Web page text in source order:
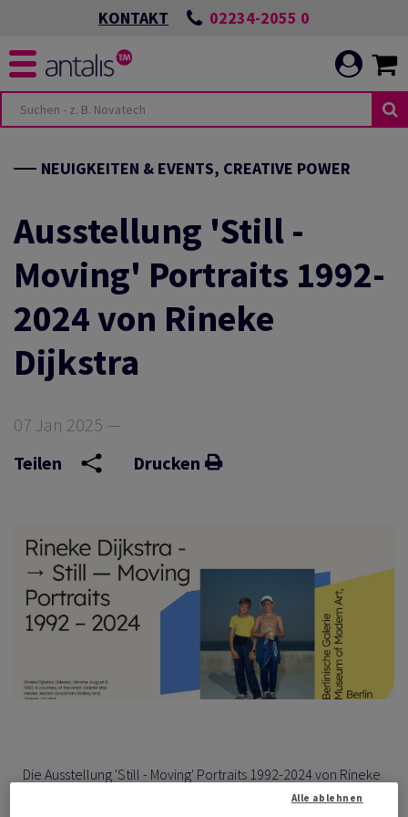
KONTAKT 02234-2055 0
NEUIGKEITEN & EVENTS, CREATIVE POWER
Ausstellung 'Still -
Moving' Portraits 1992-
2024 von Rineke
Dijkstra
07 Jan 2025 —
Teilen
Drucken
Die Ausstellung 'Still - Moving' Portraits 1992-2024 von Rineke
Dijkstra ist jetzt in der Berlinischen Galerie zu sehen.Alle ablehnen